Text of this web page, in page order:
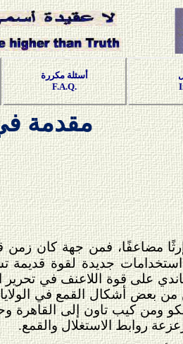
أسئلة مكررة
F.A.Q.
مقدمة
إرثًا مضاعفًا، فمن جهة كان
جديدة لقوة قديمة
على قوة اللاعنف في
من بعض أشكال القمع في
ومن كيب تاون إلى القاهرة
روابط الاستغلال والقمع.